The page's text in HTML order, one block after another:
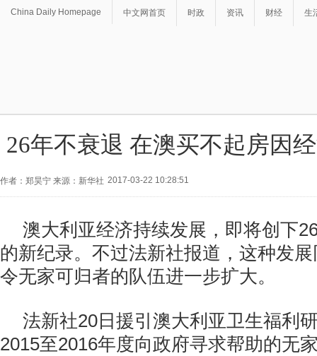
China Daily Homepage 中文网首页 时政 资讯 财经 生
26年不衰退 在澳买不起房因
作者：郑昊宁 来源：新华社 2017-03-22 10:28:51
澳大利亚经济持续发展，即将创下
的新纪录。不过法新社报道，这种发
令无家可归者的队伍进一步扩大。
法新社20日援引澳大利亚卫生福利
2015至2016年度向政府寻求帮助的无